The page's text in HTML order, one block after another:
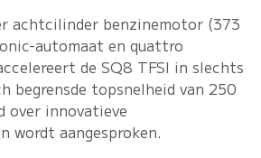
achtcilinder benzinemotor (373
automaat en quattro
de SQ8 TFSI in slechts
begrensde topsnelheid van 250
over innovatieve
wordt aangesproken.